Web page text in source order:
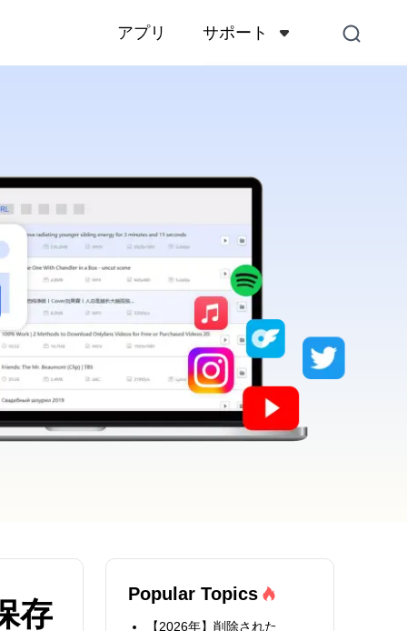
アプリ サポート
存
Popular Topics
【2026年】削除された